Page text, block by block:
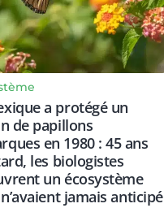
a protégé un
de papillons
en 1980 : 45 ans
les biologistes
un écosystème
n’avaient jamais anticipé